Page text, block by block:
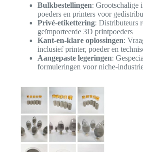
Bulkbestellingen: Grootschalige
poeders en printers voor
Privé-etikettering: Distributeurs
geïmporteerde 3D printpoeders
Kant-en-klare oplossingen:
inclusief printer, poeder en
Aangepaste legeringen:
formuleringen voor niche-